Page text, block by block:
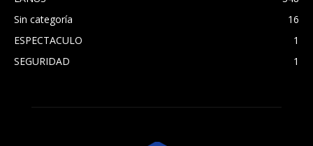
Sin categoría
16
ESPECTACULO
1
SEGURIDAD
1